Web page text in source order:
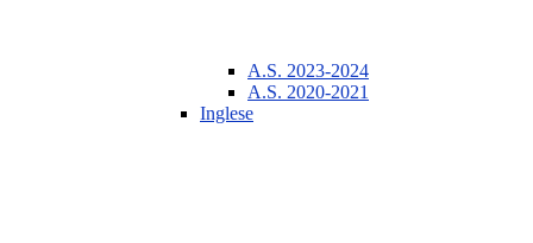
A.S. 2023-2024
A.S. 2020-2021
Inglese